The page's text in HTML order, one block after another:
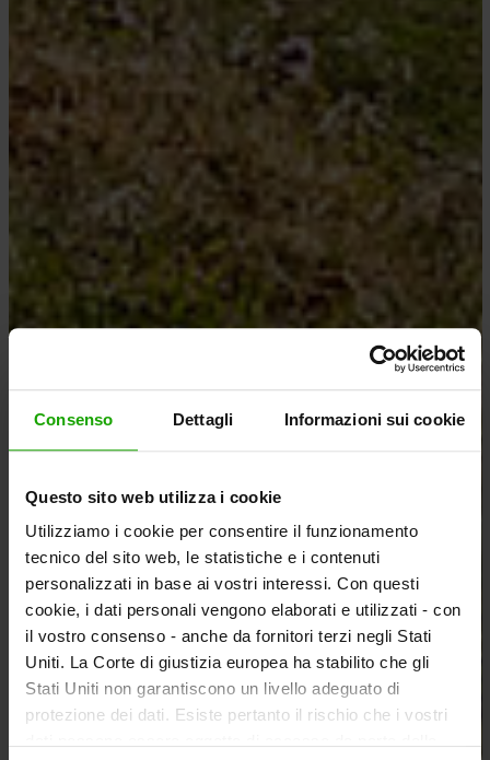
Consenso Dettagli Informazioni sui cookie
Questo sito web utilizza i cookie
Utilizziamo i cookie per consentire il funzionamento
tecnico del sito web, le statistiche e i contenuti
personalizzati in base ai vostri interessi. Con questi
cookie, i dati personali vengono elaborati e utilizzati - con
il vostro consenso - anche da fornitori terzi negli Stati
Uniti. La Corte di giustizia europea ha stabilito che gli
Stati Uniti non garantiscono un livello adeguato di
protezione dei dati. Esiste pertanto il rischio che i vostri